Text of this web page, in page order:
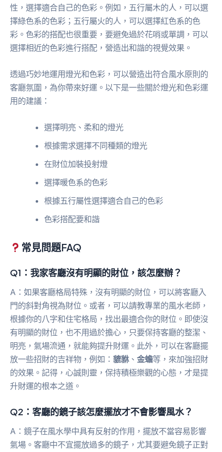
性，選擇適合自己的色彩。例如，五行屬木的人，可以選
擇綠色系的色彩；五行屬火的人，可以選擇紅色系的色
彩。色彩的搭配也很重要，要避免過於花哨或單調，可以
選擇相近的色彩進行搭配，營造出和諧的視覺效果。
透過巧妙地運用燈光和色彩，可以營造出符合風水原則的
客廳氛圍，為你帶來好運。以下是一些關於燈光和色彩運
用的建議：
選擇明亮、柔和的燈光
根據需求選擇不同種類的燈光
在財位加裝投射燈
選擇暖色系的色彩
根據五行屬性選擇適合自己的色彩
色彩搭配要和諧
常見問題FAQ
Q1：我家客廳沒有明顯的財位，該怎麼辦？
A：如果客廳格局特殊，沒有明顯的財位，可以將客廳入
門的斜對角視為財位。或者，可以請教專業的風水老師，
根據你的八字和住宅格局，找出最適合你的財位。即使沒
有明顯的財位，也不用過於擔心，只要保持客廳的整潔、
明亮，氣場流通，就能夠提升財運。此外，可以在客廳擺
放一些招財的吉祥物，例如： 貔貅、 金蟾等，來加強招財
的效果。記得，心誠則靈，保持積極樂觀的心態，才是提
升財運的根本之道。
Q2：客廳的鏡子該怎麼擺放才不會影響風水？
A：鏡子在風水學中具有反射的作用，擺放不當容易影響
氣場。客廳中不宜擺放過多的鏡子，尤其要避免鏡子正對